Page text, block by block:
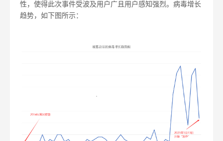
性，使得此次事件受波及用户广且用户感知强烈。病毒增长
趋势，如下图所示：